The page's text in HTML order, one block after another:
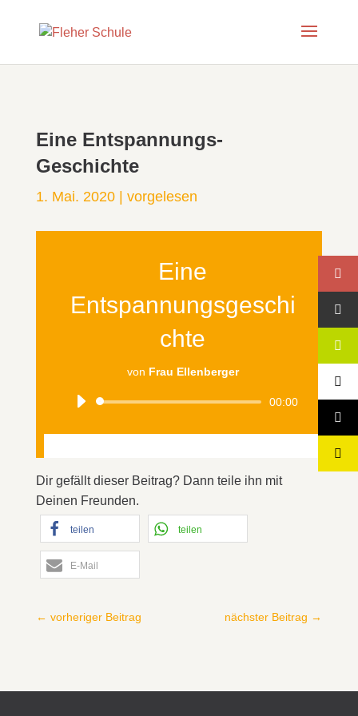
Eine Entspannungs-
Geschichte
1. Mai. 2020| vorgelesen
Eine
Entspannungsgeschi
chte
von Frau Ellenberger
Audio-
00:00
Dir gefällt dieser Beitrag? Dann teile ihn mit
Deinen Freunden.
teilen teilen
E-Mail
← vorheriger Beitrag nächster Beitrag →